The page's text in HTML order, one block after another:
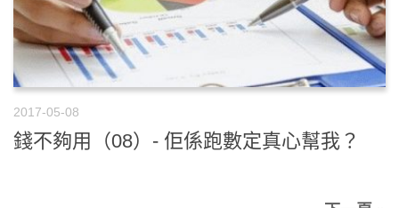
2017-05-08
錢不夠用（08）- 佢係跑數定真心幫我？